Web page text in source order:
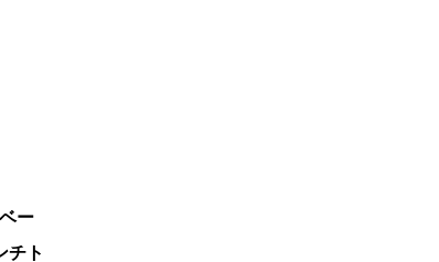
ー
チト